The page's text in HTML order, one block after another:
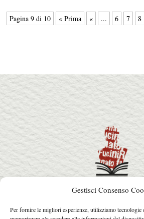
Gestisci Consenso
Per fornire le migliori esperienze, utilizziamo tecnologie
Pagina 9 di 10 « Prima « ... 6 7 8